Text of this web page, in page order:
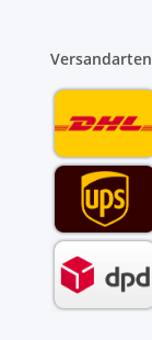
Versandarten